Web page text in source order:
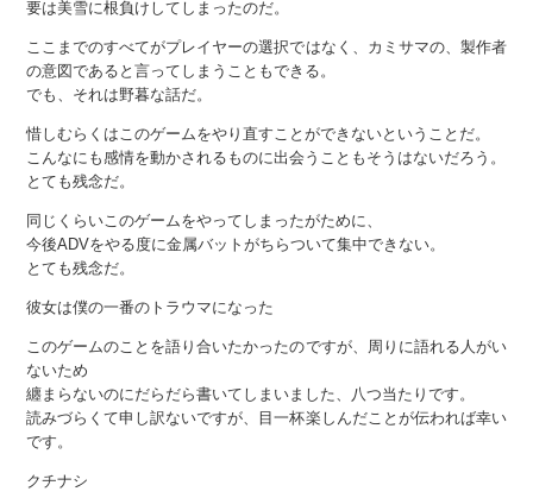
要は美雪に根負けしてしまったのだ。
ここまでのすべてがプレイヤーの選択ではなく、カミサマの、製作者
の意図であると言ってしまうこともできる。
でも、それは野暮な話だ。
惜しむらくはこのゲームをやり直すことができないということだ。
こんなにも感情を動かされるものに出会うこともそうはないだろう。
とても残念だ。
同じくらいこのゲームをやってしまったがために、
今後ADVをやる度に金属バットがちらついて集中できない。
とても残念だ。
彼女は僕の一番のトラウマになった
このゲームのことを語り合いたかったのですが、周りに語れる人がい
ないため
纏まらないのにだらだら書いてしまいました、八つ当たりです。
読みづらくて申し訳ないですが、目一杯楽しんだことが伝われば幸い
です。
クチナシ